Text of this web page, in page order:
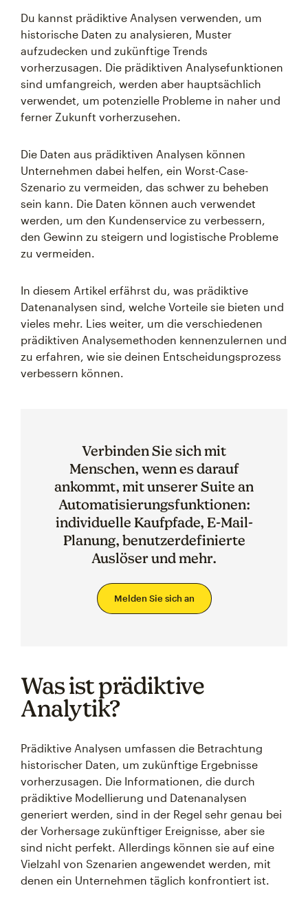
Du kannst prädiktive Analysen verwenden, um
historische Daten zu analysieren, Muster
aufzudecken und zukünftige Trends
vorherzusagen. Die prädiktiven Analysefunktionen
sind umfangreich, werden aber hauptsächlich
verwendet, um potenzielle Probleme in naher und
ferner Zukunft vorherzusehen.
Die Daten aus prädiktiven Analysen können
Unternehmen dabei helfen, ein Worst-Case-
Szenario zu vermeiden, das schwer zu beheben
sein kann. Die Daten können auch verwendet
werden, um den Kundenservice zu verbessern,
den Gewinn zu steigern und logistische Probleme
zu vermeiden.
In diesem Artikel erfährst du, was prädiktive
Datenanalysen sind, welche Vorteile sie bieten und
vieles mehr. Lies weiter, um die verschiedenen
prädiktiven Analysemethoden kennenzulernen und
zu erfahren, wie sie deinen Entscheidungsprozess
verbessern können.
Verbinden Sie sich mit
Menschen, wenn es darauf
ankommt, mit unserer Suite an
Automatisierungsfunktionen:
individuelle Kaufpfade, E-Mail-
Planung, benutzerdefinierte
Auslöser und mehr.
Melden Sie sich an
Was ist prädiktive
Analytik?
Prädiktive Analysen umfassen die Betrachtung
historischer Daten, um zukünftige Ergebnisse
vorherzusagen. Die Informationen, die durch
prädiktive Modellierung und Datenanalysen
generiert werden, sind in der Regel sehr genau bei
der Vorhersage zukünftiger Ereignisse, aber sie
sind nicht perfekt. Allerdings können sie auf eine
Vielzahl von Szenarien angewendet werden, mit
denen ein Unternehmen täglich konfrontiert ist.